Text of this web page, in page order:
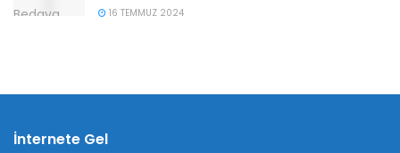
16 TEMMUZ 2024
İnternete Gel